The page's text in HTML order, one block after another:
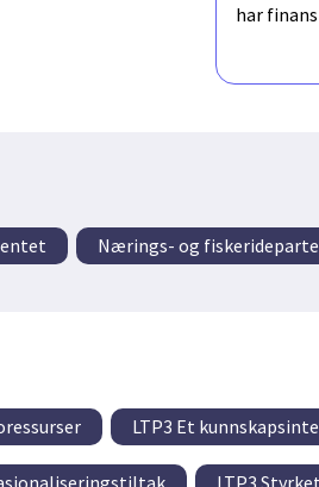
har
Nærings- og
LTP3 Et
LTP3